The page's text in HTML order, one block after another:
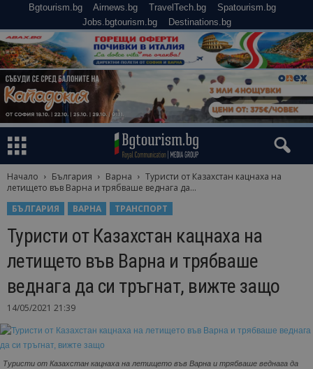
Bgtourism.bg Airnews.bg TravelTech.bg
Spatourism.bg
Jobs.bgtourism.bg
Destinations.bg
Начало България Варна
Туристи от Казахстан кацнаха на
летището във Варна и трябваше веднага да...
БЪЛГАРИЯ
ВАРНА ТРАНСПОРТ
Туристи от Казахстан кацнаха на
летището във Варна и трябваше
веднага да си тръгнат, вижте защо
14/05/2021 21:39
Туристи от Казахстан кацнаха на летището във Варна и трябваше веднага да